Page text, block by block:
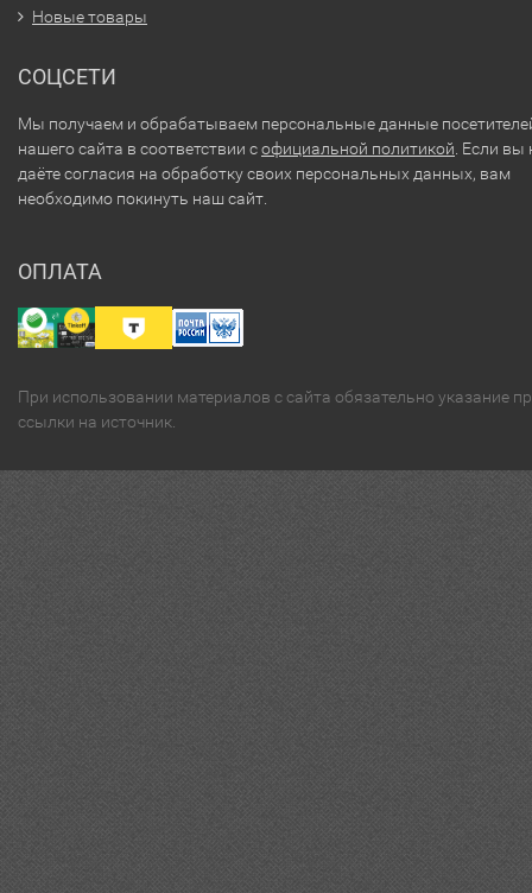
Новые товары
СОЦСЕТИ
Мы получаем и обрабатываем персональные данные
нашего сайта в соответствии софициальной политикой . Если вы
даёте согласия на обработку своих персональных данных, вам
необходимо покинуть наш сайт.
ОПЛАТА
При использовании материалов с сайта обязательно указание
ссылки на источник.